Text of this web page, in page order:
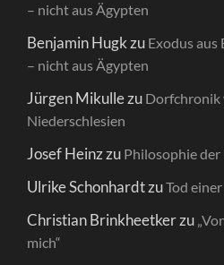
– nicht aus Ägypten
Benjamin Hugkzu Exodus aus
– nicht aus Ägypten
Jürgen Mikullezu Dorfchronik
Niederschlesien
Josef Heinzzu Philosophie
Ulrike SchonhardtzuTod
Christian Brinkheetkerzu
mich“